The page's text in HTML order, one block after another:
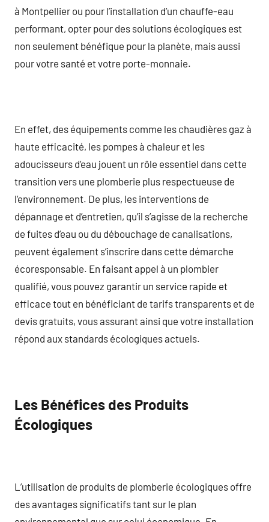
à Montpellier ou pour l’installation d’un chauffe-eau
performant, opter pour des solutions écologiques est
non seulement bénéfique pour la planète, mais aussi
pour votre santé et votre porte-monnaie.
En effet, des équipements comme les chaudières gaz à
haute efficacité, les pompes à chaleur et les
adoucisseurs d’eau jouent un rôle essentiel dans cette
transition vers une plomberie plus respectueuse de
l’environnement. De plus, les interventions de
dépannage et d’entretien, qu’il s’agisse de la recherche
de fuites d’eau ou du débouchage de canalisations,
peuvent également s’inscrire dans cette démarche
écoresponsable. En faisant appel à un plombier
qualifié, vous pouvez garantir un service rapide et
efficace tout en bénéficiant de tarifs transparents et de
devis gratuits, vous assurant ainsi que votre installation
répond aux standards écologiques actuels.
Les Bénéfices des Produits
Écologiques
L’utilisation de produits de plomberie écologiques offre
des avantages significatifs tant sur le plan